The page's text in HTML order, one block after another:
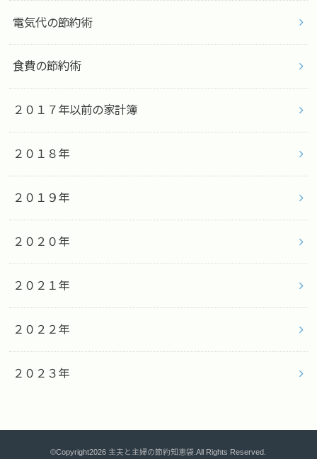
電気代の節約術
食費の節約術
２０１７年以前の家計簿
２０１８年
２０１９年
２０２０年
２０２１年
２０２２年
２０２３年
©Copyright2026 主夫と主婦の節約知恵袋 .All Rights Reserved.